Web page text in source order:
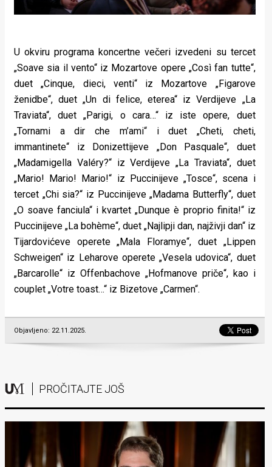
U okviru programa koncertne večeri izvedeni su tercet
„Soave sia il vento“ iz Mozartove opere „Così fan tutte“,
duet „Cinque, dieci, venti“ iz Mozartove „Figarove
ženidbe“, duet „Un di felice, eterea“ iz Verdijeve „La
Traviata“, duet „Parigi, o cara…“ iz iste opere, duet
„Tornami a dir che m’ami“ i duet „Cheti, cheti,
immantinete“ iz Donizettijeve „Don Pasquale“, duet
„Madamigella Valéry?“ iz Verdijeve „La Traviata“, duet
„Mario! Mario! Mario!“ iz Puccinijeve „Tosce“, scena i
tercet „Chi sia?“ iz Puccinijeve „Madama Butterfly“, duet
„O soave fanciula“ i kvartet „Dunque è proprio finita!“ iz
Puccinijeve „La bohème“, duet „Najlipji dan, najživji dan“ iz
Tijardovićeve operete „Mala Floramye“, duet „Lippen
Schweigen“ iz Leharove operete „Vesela udovica“, duet
„Barcarolle“ iz Offenbachove „Hofmanove priče“, kao i
couplet „Votre toast…“ iz Bizetove „Carmen“.
Objavljeno: 22.11.2025.
PROČITAJTE JOŠ